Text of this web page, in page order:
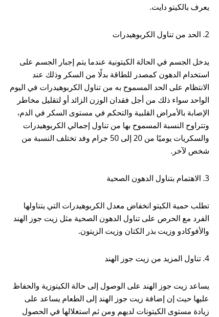
يعرف بالكيتو دايت.
2. الحد من تناول الكربوهيدرات
يدخل الجسم في الحالة الكيتونية عندما يتم إجبار الجسم على
استخدام الدهون كمصدر للطاقة بدلًا من السكر وذلك عند
الانتظام على الحد المسموح به من تناول الكربوهيدرات في اليوم
الواحد سواء ذلك من أجل فقدان الوزن الزائد أو لتقليل مخاطر
الإصابة بالأمراض القلبية والتحكم في مستوى السكر في الدم،
وتتراوح النسبة المسموح بها من تناول إجمالي الكربوهيدرات
والسكريات يوميًا من 20 إلى 50 جرام وفد تختلف النسبة من
شخص لآخر.
3. الاهتمام بتناول الدهون الصحية
تطلب حمية الكيتو انخفاض معدل الكربوهيدرات التي يتناولها
الفرد مع الحرص على تناول الدهون الصحية مثل زيت جوز الهند
والأفوكادو وزيت بذر الكتان وزيت الزيتون.
4. تناول المزيد من زيت جوز الهند
يساعد زيت جوز الهند على الوصول إلى حالة الكيتوزية والحفاظ
عليها حيث إن إضافة زيت جوز الهند إلى الطعام يساعد على
زيادة مستوى الكيتونات لديهم ومن ثم استغلالها في الحصول